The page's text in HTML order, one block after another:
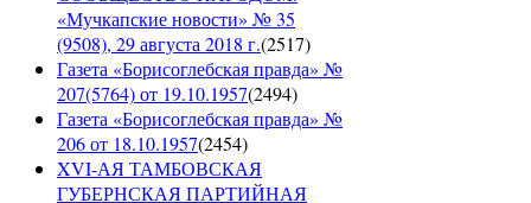
«Мучкапские новости» № 35
(9508), 29 августа 2018 г.(2517)
Газета «Борисоглебская правда» №
207(5764) от 19.10.1957(2494)
Газета «Борисоглебская правда» №
206 от 18.10.1957(2454)
XVI-АЯ ТАМБОВСКАЯ
ГУБЕРНСКАЯ ПАРТИЙНАЯ